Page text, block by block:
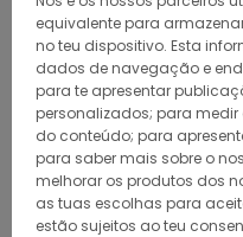
equivalente para
no teu dispositivo. Esta
dados de navegação e
para te apresentar
personalizados; para
do conteúdo; para
para saber mais sobre o
melhorar os produtos dos
as tuas escolhas para
estão sujeitos ao teu